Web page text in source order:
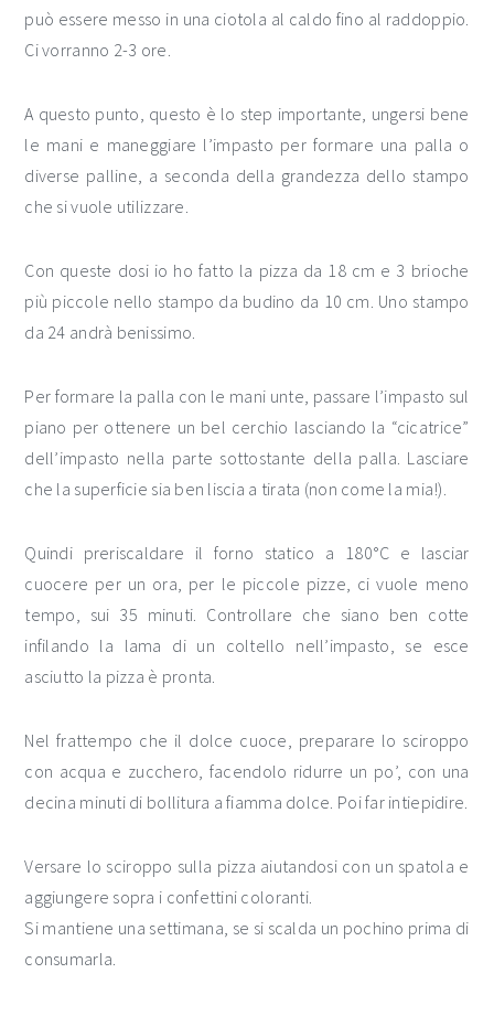
può essere messo in una ciotola al caldo fino al raddoppio.
Ci vorranno 2-3 ore.
A questo punto, questo è lo step importante, ungersi bene
le mani e maneggiare l’impasto per formare una palla o
diverse palline, a seconda della grandezza dello stampo
che si vuole utilizzare.
Con queste dosi io ho fatto la pizza da 18 cm e 3 brioche
più piccole nello stampo da budino da 10 cm. Uno stampo
da 24 andrà benissimo.
Per formare la palla con le mani unte, passare l’impasto sul
piano per ottenere un bel cerchio lasciando la “cicatrice”
dell’impasto nella parte sottostante della palla. Lasciare
che la superficie sia ben liscia a tirata (non come la mia!).
Quindi preriscaldare il forno statico a 180°C e lasciar
cuocere per un ora, per le piccole pizze, ci vuole meno
tempo, sui 35 minuti. Controllare che siano ben cotte
infilando la lama di un coltello nell’impasto, se esce
asciutto la pizza è pronta.
Nel frattempo che il dolce cuoce, preparare lo sciroppo
con acqua e zucchero, facendolo ridurre un po’, con una
decina minuti di bollitura a fiamma dolce. Poi far intiepidire.
Versare lo sciroppo sulla pizza aiutandosi con un spatola e
aggiungere sopra i confettini coloranti.
Si mantiene una settimana, se si scalda un pochino prima di
consumarla.